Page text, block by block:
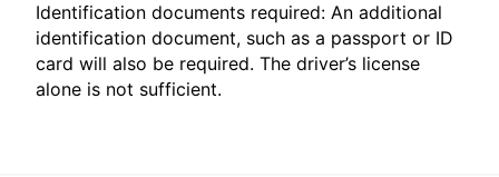
Identification documents required: An additional
identification document, such as a passport or ID
card will also be required. The driver’s license
alone is not sufficient.